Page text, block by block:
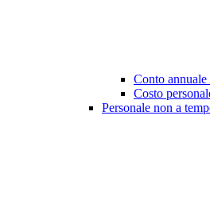
Conto annuale
Costo
Personale non a